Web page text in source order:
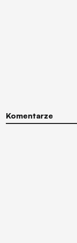
Komentarze